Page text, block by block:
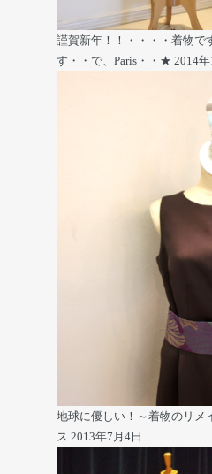
謹賀新年！！・・・・着物で
す・・で、Paris・・★ 2014年
地球に優しい！～着物のリメ
ス 2013年7月4日